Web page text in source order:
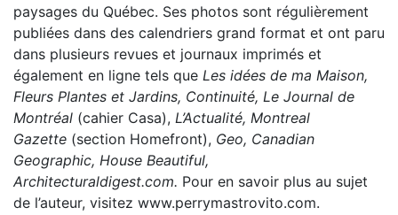
paysages du Québec. Ses photos sont régulièrement
publiées dans des calendriers grand format et ont paru
dans plusieurs revues et journaux imprimés et
également en ligne tels que Les idées de ma Maison,
Fleurs Plantes et Jardins, Continuité, Le Journal de
Montréal (cahier Casa), L’Actualité, Montreal
Gazette (section Homefront), Geo, Canadian
Geographic, House Beautiful,
Architecturaldigest.com. Pour en savoir plus au sujet
de l’auteur, visitez www.perrymastrovito.com.